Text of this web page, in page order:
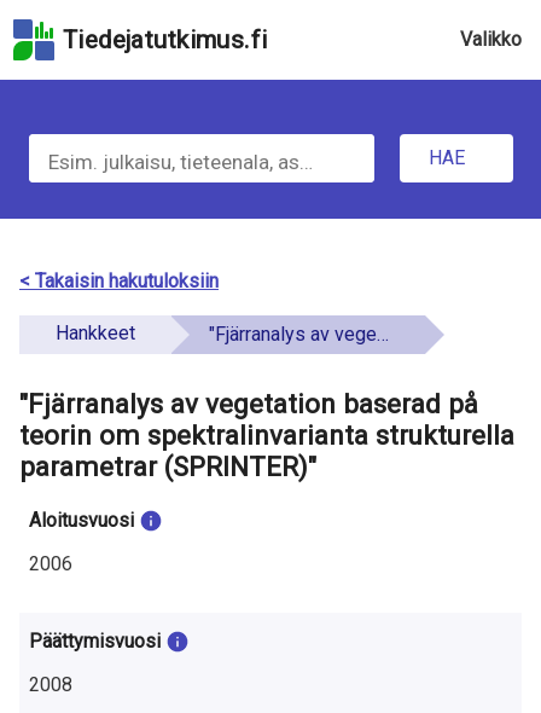
hakukenttään
pääsisältöön
Hyppää
saavutettavuusselosteeseen
Tiedejatutkimus.fi Valikko
H
a
e
t
t
o
a
t
t
k
HAE
< Takaisin hakutuloksiin
Hankkeet "Fjärranalys av vegetation baserad på teorin om spektralinvarianta strukturella parametrar (SPRINTER)"
"Fjärranalys av vegetation baserad på
teorin om spektralinvarianta strukturella
parametrar (SPRINTER)"
Aloitusvuosi
2006
Päättymisvuosi
2008